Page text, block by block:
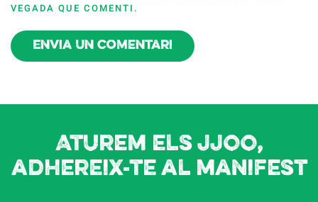
VEGADA QUE COMENTI.
Envia un comentari
Aturem els JJOO,
adhereix-te al manifest